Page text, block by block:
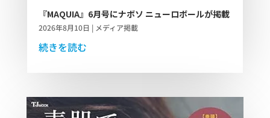
『MAQUIA』6月号にナボソ ニューロボールが掲載
2026年8月10日 | メディア掲載
続きを読む